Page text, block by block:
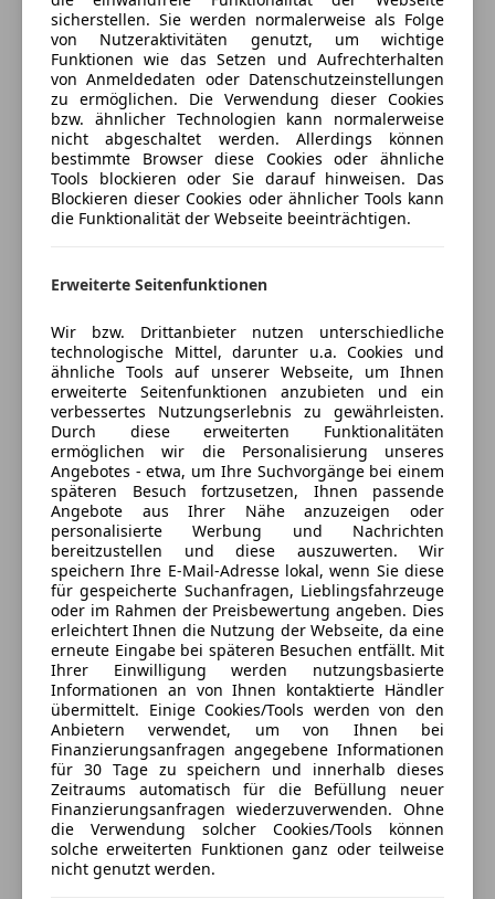
ABS
Abstandstempomat
Abstandswarner
Alarmanlage
Beifahrerairbag
ESP
Fahrerairbag
Fernlichtassistent
Geschwindigkeits-begrenzungsanlage
LED-Scheinwerfer
LED-Tagfahrlicht
Nebelscheinwerfer
Notbremsassistent
Notrufsystem
Reifendruckkontrollsystem
Seitenairbag
Servolenkung
Spurhalteassistent
Tagfahrlicht
Totwinkel-Assistent
Traktionskontrolle
Verkehrszeichenerkennung
Wegfahrsperre
Zentralverriegelung
Zentralverriegelung mit Funkfernbedienung
Extras
Alufelgen
Dachreling
Innenspiegel automatisch abblendend
Touchscreen
Abstandsregelung
Induktionsladeschale für Smartphone
Innenspiegel mit Abblendautomatik
Isofix-Kindersitz-System
Klimaautomatik
Lendenwirbelstütze Sitz vorn links
Lenkrad (Leder)
Lenkrad heizbar
Park-Assistent mit Rückfahrkamera
Rücksitz geteilt
Seitenscheiben hinten und Heckscheibe dunkel
getönt (Privacy Glass)
Servolenkung elektrisch
Sitz vorn links höhenverstellbar
Sitz vorn rechts höhenverstellbar
Sitzheizung vorn
Smartphone-Integration x-connect (Apple CarPlay
und Android Auto)
Start-Stop-Knopf
USB-Schnittstelle
Verglasung getönt
Verglasung hinten abgedunkelt
Zentralverriegelung / Startanlage Smart-Key, Entry
& Drive
Zentralverriegelung mit Fernbedienung
Sicherheit/Umwelt
Airbag Fahrer-/Beifahrerseite
Anti-Blockier-System (ABS)
Bremsassistent
Diebstahl-Warnanlage mit Wegfahrsperre
Elektron. Stabilitäts-Programm mit Antriebs-
anpassen
Freischaden-Gutschein ab Stufe 0
Auto einfach online versichern & Rabatt holen
Jetzt berechnen
Heinrich Knoll
Fahrzeuginstandsetzungs-
Sternebewertung 5 von 5
5 Sterne
(100% Weiterempfehlungen)
Anbieter auf AutoScout24 seit 2009
Verkauf
Geschlossen
Öffnet um 7:30
Hauptstraße 52d,
8742 Obdach, AT
Kontakt
Heinz Knoll jun.
Alle Fahrzeuge des Anbieters
Anbieter kontaktieren
Deine Nachricht
sicherstellen. Sie werden normalerweise als Folge
von Nutzeraktivitäten genutzt, um wichtige
Funktionen wie das Setzen und Aufrechterhalten
von Anmeldedaten oder Datenschutzeinstellungen
zu ermöglichen. Die Verwendung dieser Cookies
bzw. ähnlicher Technologien kann normalerweise
nicht abgeschaltet werden. Allerdings können
bestimmte Browser diese Cookies oder ähnliche
Tools blockieren oder Sie darauf hinweisen. Das
Blockieren dieser Cookies oder ähnlicher Tools kann
die Funktionalität der Webseite beeinträchtigen.
Erweiterte Seitenfunktionen
Wir bzw. Drittanbieter nutzen unterschiedliche
technologische Mittel, darunter u.a. Cookies und
ähnliche Tools auf unserer Webseite, um Ihnen
erweiterte Seitenfunktionen anzubieten und ein
verbessertes Nutzungserlebnis zu gewährleisten.
Durch diese erweiterten Funktionalitäten
ermöglichen wir die Personalisierung unseres
Angebotes - etwa, um Ihre Suchvorgänge bei einem
späteren Besuch fortzusetzen, Ihnen passende
Angebote aus Ihrer Nähe anzuzeigen oder
personalisierte Werbung und Nachrichten
bereitzustellen und diese auszuwerten. Wir
speichern Ihre E-Mail-Adresse lokal, wenn Sie diese
für gespeicherte Suchanfragen, Lieblingsfahrzeuge
oder im Rahmen der Preisbewertung angeben. Dies
erleichtert Ihnen die Nutzung der Webseite, da eine
erneute Eingabe bei späteren Besuchen entfällt. Mit
Ihrer Einwilligung werden nutzungsbasierte
Informationen an von Ihnen kontaktierte Händler
übermittelt. Einige Cookies/Tools werden von den
Anbietern verwendet, um von Ihnen bei
Finanzierungsanfragen angegebene Informationen
für 30 Tage zu speichern und innerhalb dieses
Zeitraums automatisch für die Befüllung neuer
Finanzierungsanfragen wiederzuverwenden. Ohne
die Verwendung solcher Cookies/Tools können
solche erweiterten Funktionen ganz oder teilweise
nicht genutzt werden.